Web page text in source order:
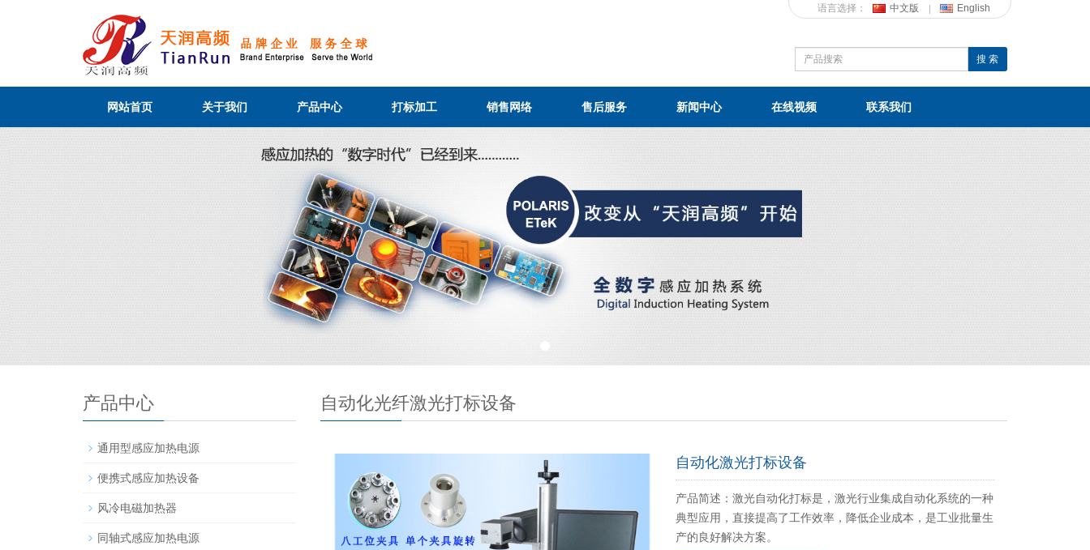
语言选择： 中文版 English
搜 索
网站首页 关于我们 产品中心 打标加工 销售网络 售后服务 新闻中心 在线视频 联系我们
自动化光纤激光打标设备
自动化激光打标设备
产品简述：激光自动化打标是，激光行业集成自动化系统的一种
典型应用，直接提高了工作效率，降低企业成本，是工业批量生
产的良好解决方案。
产品中心
通用型感应加热电源
便携式感应加热设备
风冷电磁加热器
同轴式感应加热电源